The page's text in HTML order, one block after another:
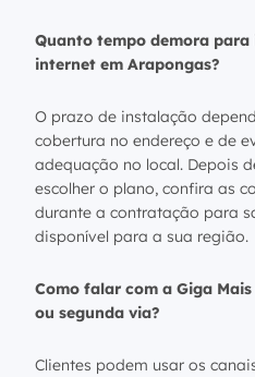
Quanto tempo demora
internet em Arapongas?
O prazo de instalação
cobertura no endereço e de
adequação no local. Depois
escolher o plano, confira as
durante a contratação para
disponível para a sua região.
Como falar com a Giga
ou segunda via?
Clientes podem usar os